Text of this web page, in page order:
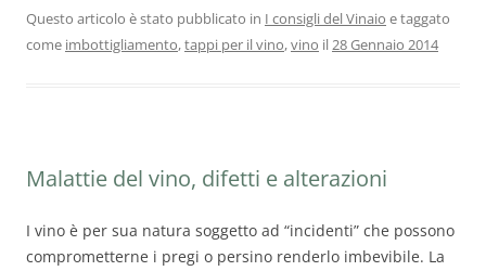
Questo articolo è stato pubblicato in I consigli del Vinaio e taggato
come imbottigliamento,tappi per il vino,vino il28 Gennaio 2014
Malattie del vino, difetti e alterazioni
I vino è per sua natura soggetto ad “incidenti” che possono
comprometterne i pregi o persino renderlo imbevibile. La